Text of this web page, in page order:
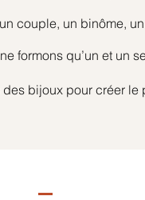
couple, un binôme,
formons qu’un et un
bijoux pour créer le